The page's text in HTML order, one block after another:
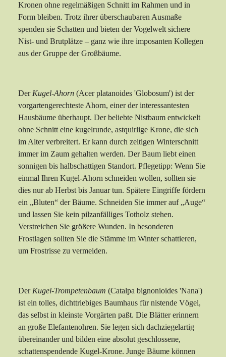
Kronen ohne regelmäßigen Schnitt im Rahmen und in
Form bleiben. Trotz ihrer überschaubaren Ausmaße
spenden sie Schatten und bieten der Vogelwelt sichere
Nist- und Brutplätze – ganz wie ihre imposanten Kollegen
aus der Gruppe der Großbäume.
Der Kugel-Ahorn (Acer platanoides 'Globosum') ist der
vorgartengerechteste Ahorn, einer der interessantesten
Hausbäume überhaupt. Der beliebte Nistbaum entwickelt
ohne Schnitt eine kugelrunde, astquirlige Krone, die sich
im Alter verbreitert. Er kann durch zeitigen Winterschnitt
immer im Zaum gehalten werden. Der Baum liebt einen
sonnigen bis halbschattigen Standort. Pflegetipp: Wenn Sie
einmal Ihren Kugel-Ahorn schneiden wollen, sollten sie
dies nur ab Herbst bis Januar tun. Spätere Eingriffe fördern
ein „Bluten“ der Bäume. Schneiden Sie immer auf „Auge“
und lassen Sie kein pilzanfälliges Totholz stehen.
Verstreichen Sie größere Wunden. In besonderen
Frostlagen sollten Sie die Stämme im Winter schattieren,
um Frostrisse zu vermeiden.
Der Kugel-Trompetenbaum (Catalpa bignonioides 'Nana')
ist ein tolles, dichttriebiges Baumhaus für nistende Vögel,
das selbst in kleinste Vorgärten paßt. Die Blätter erinnern
an große Elefantenohren. Sie legen sich dachziegelartig
übereinander und bilden eine absolut geschlossene,
schattenspendende Kugel-Krone. Junge Bäume können